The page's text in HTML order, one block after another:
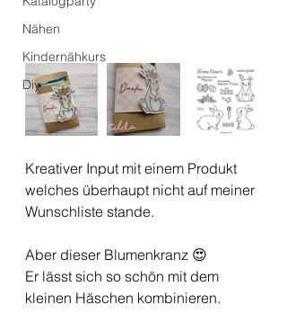
Nähen
Kindernähkurs
Diy
Kreativer Input mit einem Produkt
welches überhaupt nicht auf meiner
Wunschliste stande.
Aber dieser Blumenkranz 😍
Er lässt sich so schön mit dem
kleinen Häschen kombinieren.